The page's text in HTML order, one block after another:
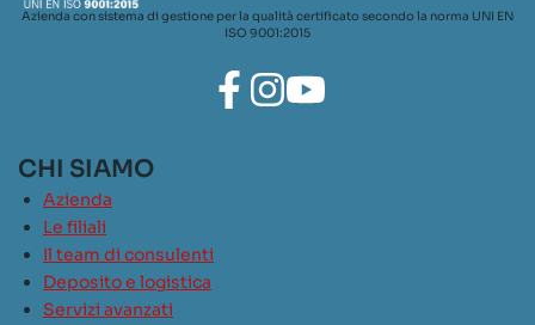
Azienda con sistema di gestione per la qualità certificato secondo la norma UNI EN
ISO 9001:2015
CHI SIAMO
Azienda
Le filiali
Il team di consulenti
Deposito e logistica
Servizi avanzati